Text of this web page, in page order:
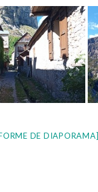
DE DIAPORAMA]